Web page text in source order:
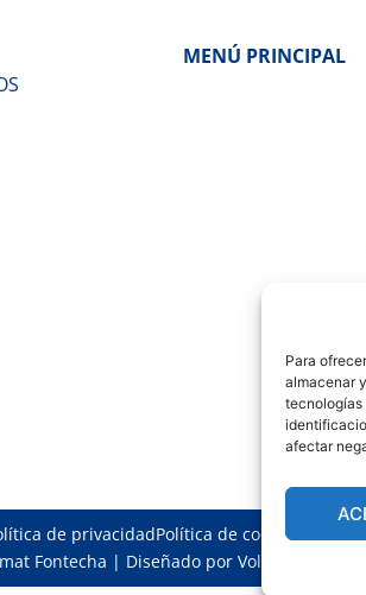
Para
almacenar
tecnologías
afectar
MENÚ PRINCIPAL
de privacidadPolítica de cookies
Fontecha | Diseñado por Volantis Creative